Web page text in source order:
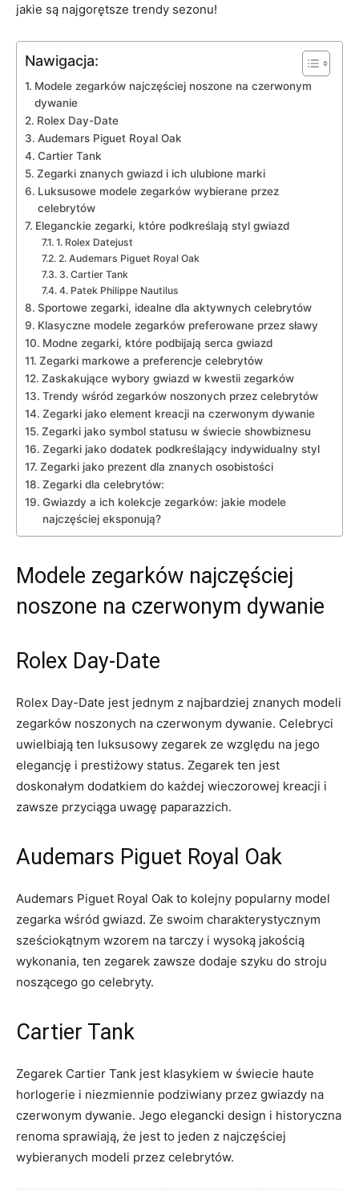
jakie są najgorętsze trendy sezonu!
Nawigacja:
Modele zegarków najczęściej noszone‍ na ‍czerwonym
dywanie
Rolex Day-Date
Audemars ‍Piguet ⁤Royal Oak
Cartier Tank
Zegarki znanych gwiazd i ich ulubione marki
Luksusowe modele zegarków wybierane przez
celebrytów
Eleganckie zegarki, które podkreślają‌ styl gwiazd
1. Rolex Datejust
2. Audemars Piguet Royal Oak
3. Cartier Tank
4. Patek Philippe Nautilus
Sportowe zegarki, idealne dla⁣ aktywnych ‍celebrytów
Klasyczne‌ modele⁢ zegarków ‍preferowane przez sławy
Modne ‌zegarki, które ‍podbijają ⁣serca gwiazd
Zegarki⁤ markowe a ‍preferencje ‍celebrytów
Zaskakujące wybory‍ gwiazd ​w kwestii zegarków
Trendy wśród zegarków noszonych przez celebrytów
Zegarki jako element kreacji na czerwonym ⁣dywanie
Zegarki jako symbol statusu w ⁤świecie showbiznesu
Zegarki jako dodatek podkreślający indywidualny ⁤styl
Zegarki ‍jako⁤ prezent ⁢dla znanych osobistości
Zegarki dla celebrytów:
Gwiazdy a⁣ ich kolekcje zegarków: jakie modele
najczęściej eksponują?
Modele zegarków najczęściej
noszone‍ na ‍czerwonym dywanie
Rolex Day-Date
Rolex⁣ Day-Date jest jednym z najbardziej znanych modeli
zegarków ‌noszonych na ‍czerwonym dywanie. Celebryci
uwielbiają ten luksusowy zegarek ze względu na jego
elegancję⁣ i prestiżowy status. Zegarek ten jest
doskonałym dodatkiem do każdej wieczorowej⁣ kreacji i
zawsze przyciąga ⁢uwagę paparazzich.
Audemars ‍Piguet ⁤Royal Oak
Audemars Piguet Royal⁢ Oak to kolejny popularny ‌model
zegarka wśród gwiazd. Ze swoim charakterystycznym⁢
sześciokątnym wzorem na tarczy i wysoką​ jakością
‍wykonania, ten zegarek‌ zawsze​ dodaje szyku do stroju
noszącego go⁤ celebryty.
Cartier Tank
Zegarek⁢ Cartier Tank⁣ jest​ klasykiem w ⁤świecie haute⁣
horlogerie ⁣i niezmiennie podziwiany ⁤przez gwiazdy​ na
czerwonym dywanie. Jego elegancki design ⁤i historyczna
renoma​ sprawiają, że ​jest to jeden z najczęściej
wybieranych ⁤modeli przez celebrytów.